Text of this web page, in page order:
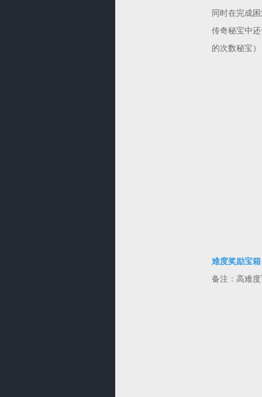
同时在完成
传奇秘宝中
的次数秘宝）
难度奖励宝箱
备注：高难